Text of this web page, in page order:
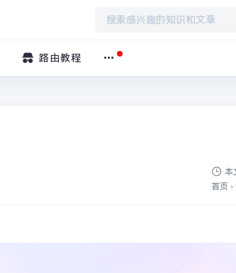
路由教程
本
首页 ›